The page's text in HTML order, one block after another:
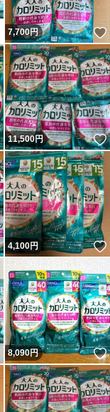
いいね！
7,700円
いいね！
11,500円
いいね！
4,100円
いいね！
8,090円